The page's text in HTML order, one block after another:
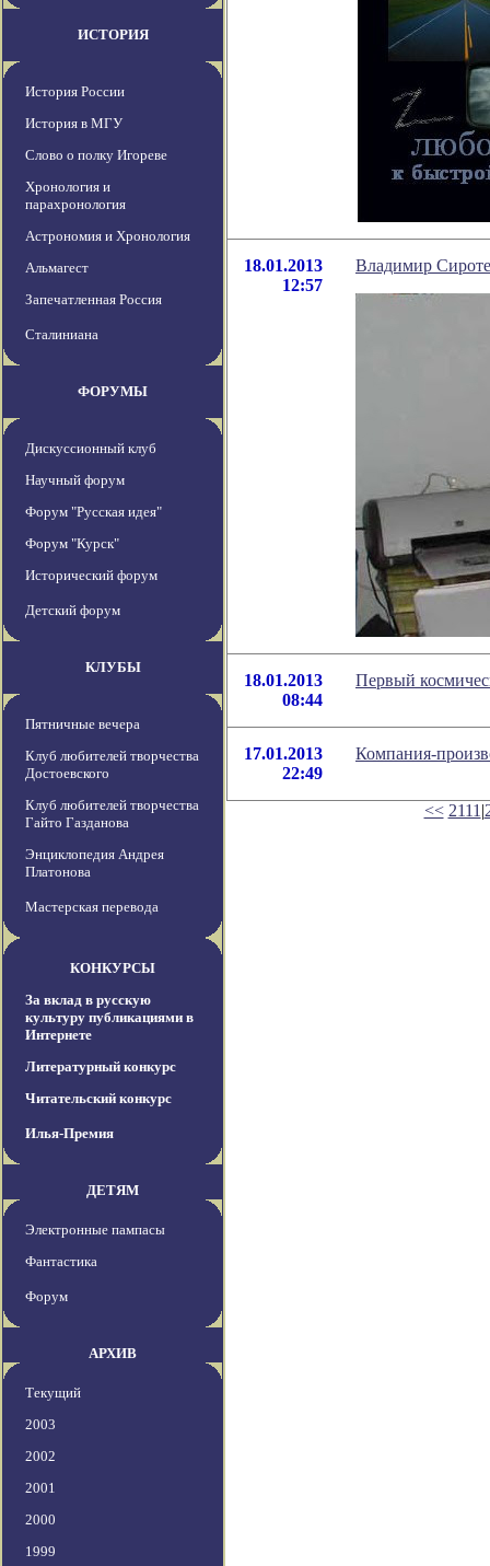
ИСТОРИЯ
История России
История в МГУ
Слово о полку Игореве
Хронология и
парахронология
Астрономия и Хронология
Альмагест
Запечатленная Россия
Сталиниана
ФОРУМЫ
Дискуссионный клуб
Научный форум
Форум "Русская идея"
Форум "Курск"
Исторический форум
Детский форум
КЛУБЫ
Пятничные вечера
Клуб любителей творчества
Достоевского
Клуб любителей творчества
Гайто Газданова
Энциклопедия Андрея
Платонова
Мастерская перевода
КОНКУРСЫ
За вклад в русскую
культуру публикациями в
Интернете
Литературный конкурс
Читательский конкурс
Илья-Премия
ДЕТЯМ
Электронные пампасы
Фантастика
Форум
АРХИВ
Текущий
2003
2002
2001
2000
1999
18.01.2013
12:57
Владимир
18.01.2013
08:44
Первый
17.01.2013
22:49
Компания-
<< 2111 |